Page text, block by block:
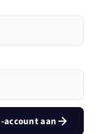
account aan